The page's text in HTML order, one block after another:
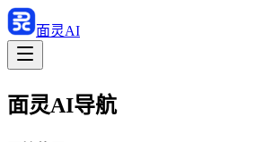
面灵AI
面灵AI导航